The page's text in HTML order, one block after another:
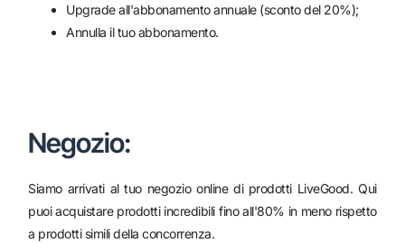
Upgrade all'abbonamento annuale (sconto del 20%);
Annulla il tuo abbonamento.
Negozio:
Siamo arrivati ​​al tuo negozio online di prodotti LiveGood. Qui
puoi acquistare prodotti incredibili fino all'80% in meno rispetto
a prodotti simili della concorrenza.